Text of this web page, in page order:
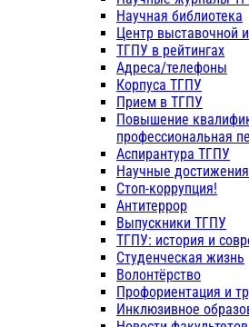
Научная библиотека
Центр выставочной
ТГПУ в рейтингах
Адреса/телефоны
Корпуса ТГПУ
Прием в ТГПУ
Повышение
профессиональная
Аспирантура ТГПУ
Научные достижения
Стоп-коррупция!
Антитеррор
Выпускники ТГПУ
ТГПУ: история и
Студенческая жизнь
Волонтёрство
Профориентация и
Инклюзивное